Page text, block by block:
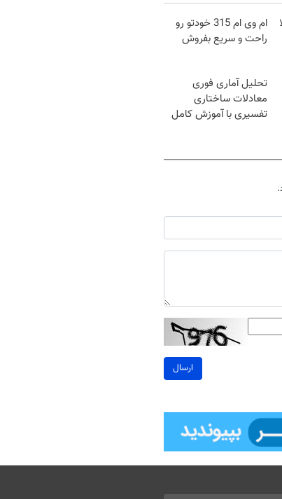
ام وی ام 315 خودتو رو
راحت و سریع بفروش
تحلیل آماری فوری
معادلات ساختاری
تفسیری با آموزش کامل
ارسال